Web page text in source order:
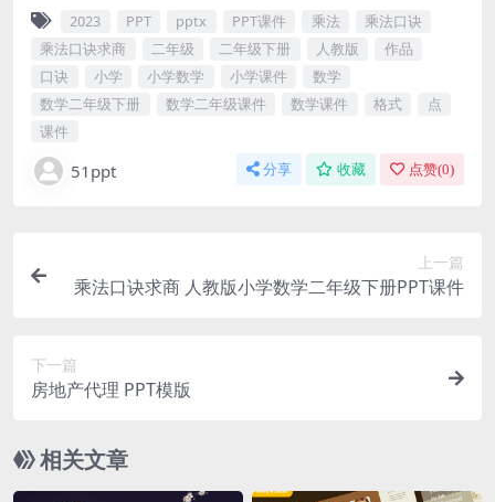
2023 PPT pptx PPT课件 乘法
乘法口诀
乘法口诀求商
二年级 二年级下册 人教版
作品
口诀
小学 小学数学 小学课件
数学
数学二年级下册
数学二年级课件 数学课件 格式
点
课件
51ppt 分享 收藏 点赞(0)
上一篇
乘法口诀求商 人教版小学数学二年级下册PPT课件
下一篇
房地产代理 PPT模版
相关文章